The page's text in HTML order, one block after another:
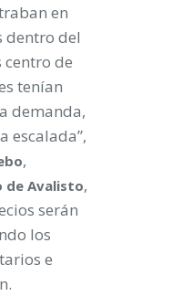
en
dentro del
centro de
tenían
demanda,
escalada”,
,
de Avalisto,
serán
los
e